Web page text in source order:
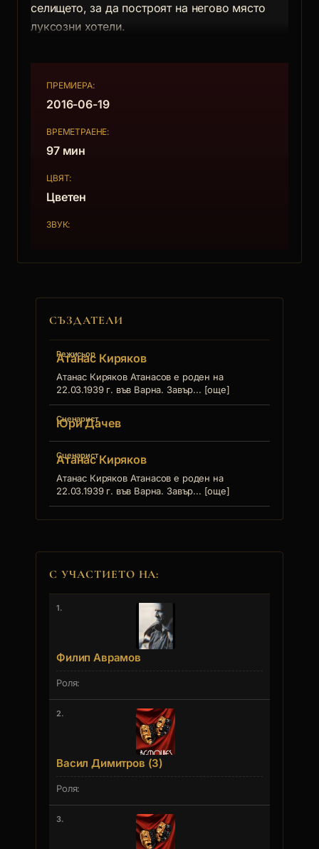
селището, за да построят на негово място
луксозни хотели.
ПРЕМИЕРА:
2016-06-19
ВРЕМЕТРАЕНЕ:
97 мин
ЦВЯТ:
Цветен
ЗВУК:
СЪЗДАТЕЛИ
Режисьор
Атанас Киряков
Атанас Киряков Атанасов е роден на
22.03.1939 г. във Варна. Завър... [още]
Сценарист
Юри Дачев
Сценарист
Атанас Киряков
Атанас Киряков Атанасов е роден на
22.03.1939 г. във Варна. Завър... [още]
С УЧАСТИЕТО НА:
1.
Филип Аврамов
2.
Васил Димитров (3)
3.